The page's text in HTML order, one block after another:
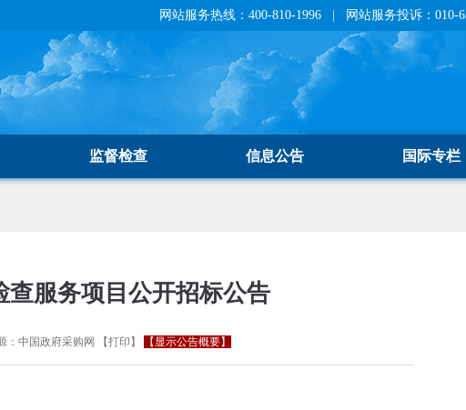
网站服务热线：400-810-1996 | 网站服务投诉：010-
监督检查 信息公告 国际专栏
查服务项目公开招标公告
： 中国政府采购网 【打印 】 【显示公告概要】